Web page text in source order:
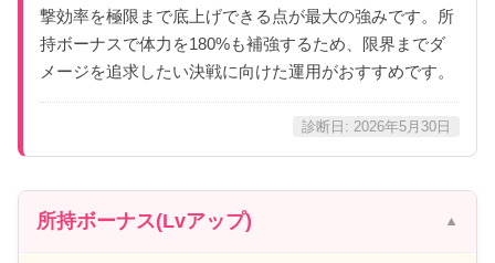
撃効率を極限まで底上げできる点が最大の強みです。所
持ボーナスで体力を180%も補強するため、限界までダ
メージを追求したい決戦に向けた運用がおすすめです。
診断日: 2026年5月30日
所持ボーナス(Lvアップ)